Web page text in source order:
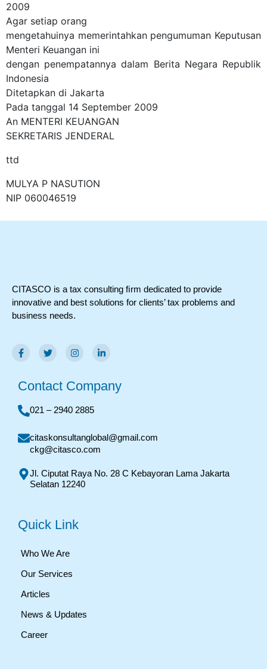
2009
Agar setiap orang
mengetahuinya memerintahkan pengumuman Keputusan
Menteri Keuangan ini
dengan penempatannya dalam Berita Negara Republik
Indonesia
Ditetapkan di Jakarta
Pada tanggal 14 September 2009
An MENTERI KEUANGAN
SEKRETARIS JENDERAL
ttd
MULYA P NASUTION
NIP 060046519
CITASCO is a tax consulting ﬁrm dedicated to provide
innovative and best solutions for clients’ tax problems and
business needs.
Contact Company
021 – 2940 2885
citaskonsultanglobal@gmail.com
ckg@citasco.com
Jl. Ciputat Raya No. 28 C Kebayoran Lama Jakarta
Selatan 12240
Quick Link
Who We Are
Our Services
Articles
News & Updates
Career